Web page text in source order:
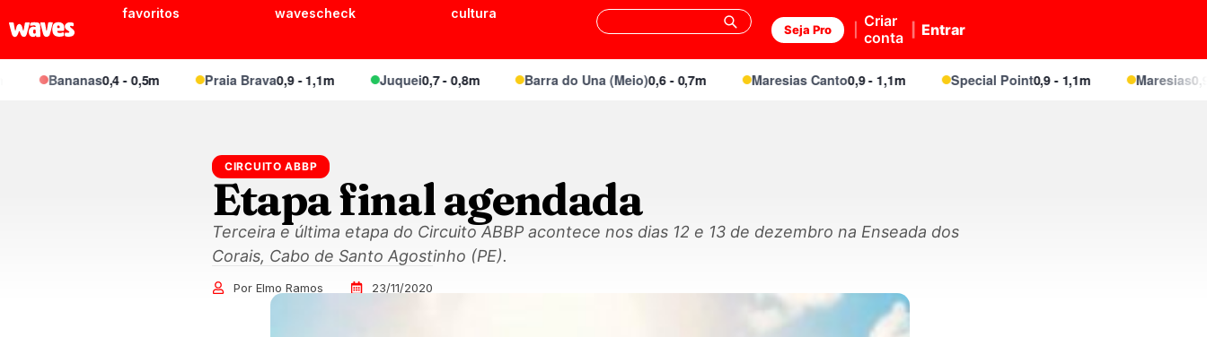
favoritos wavescheck cultura
Seja Pro
Criar
conta
Entrar
Bananas0,4 - 0,5m Praia Brava0,9 - 1,1m Juquei0,7 - 0,8m Barra do Una (Meio)0,6 - 0,7m Maresias Canto0,9 - 1,1m Special Point0,9 - 1,1m Maresias0,9 -
CIRCUITO ABBP
Etapa final agendada
Terceira e última etapa do Circuito ABBP acontece nos dias 12 e 13 de dezembro na Enseada dos
Corais, Cabo de Santo Agostinho (PE).
Por Elmo Ramos 23/11/2020